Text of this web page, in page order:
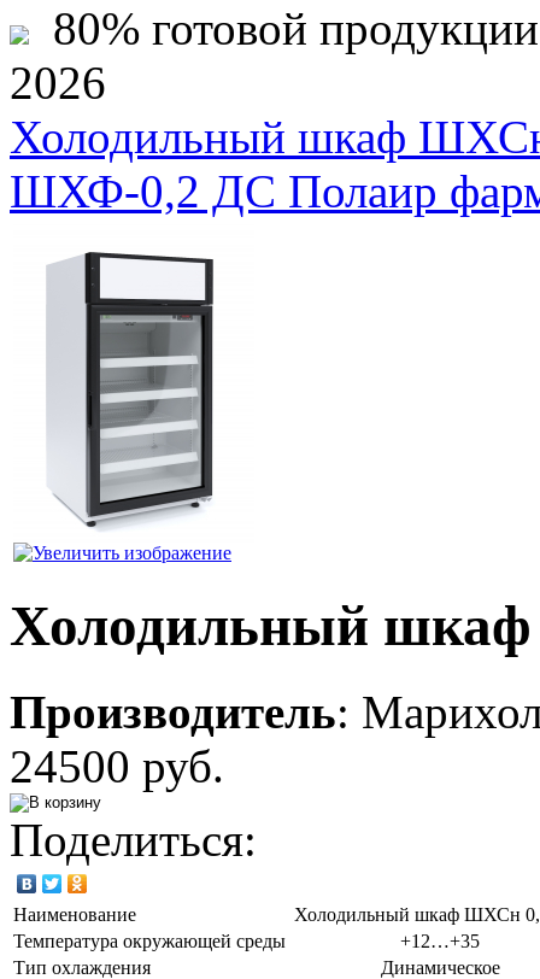
80% готовой
2026
Холодильный шкаф
ШХФ-0,2 ДС Полаир
Холодильный
Производитель:
24500 руб.
Поделиться:
Наименование
Холодильный шкаф ШХСн
Температура окружающей среды
+12…+35
Тип охлаждения
Динамическое